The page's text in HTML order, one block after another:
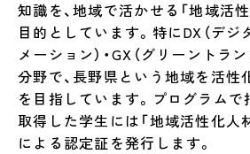
知識を、地域で活かせる「地域活
目的としています。特にDX（デ
メーション）・GX（グリーントラ
分野で、長野県という地域を活性
を目指しています。プログラム
取得した学生には「地域活性化人
による認定証を発行します。